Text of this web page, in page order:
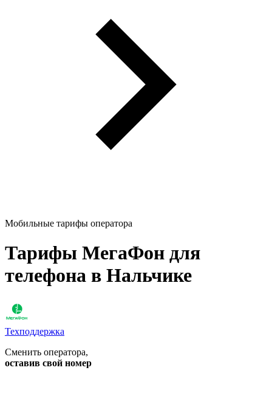
Мобильные тарифы оператора
Тарифы МегаФон для
телефона в Нальчике
Техподдержка
Сменить оператора,
оставив свой номер